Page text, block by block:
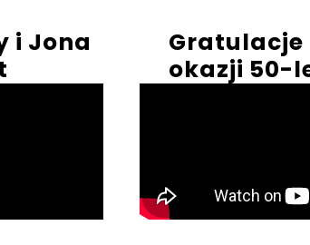
i Jona
Gratulacje
okazji 50-